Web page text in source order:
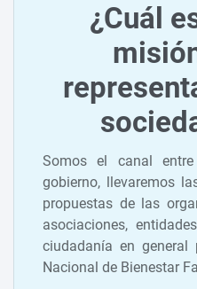
¿Cuál
Somos el canal
gobierno, llevaremos
propuestas de las
asociaciones,
ciudadanía en general
Nacional de Bienestar